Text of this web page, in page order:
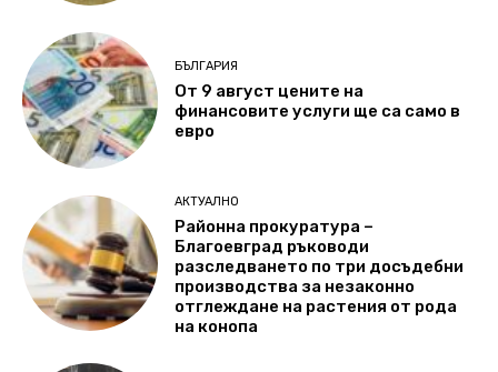
БЪЛГАРИЯ
От 9 август цените на
финансовите услуги ще са само в
евро
АКТУАЛНО
Районна прокуратура –
Благоевград ръководи
разследването по три досъдебни
производства за незаконно
отглеждане на растения от рода
на конопа